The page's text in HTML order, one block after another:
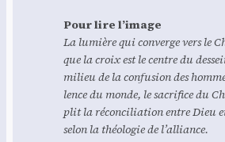
Pour lire l’i­mage
La lumière qui converge vers le
que la croix est le centre du
milieu de la confu­sion des
lence du monde, le sacri­fice du
plit la récon­ci­lia­tion entre Dieu
selon la théo­lo­gie de l’alliance.